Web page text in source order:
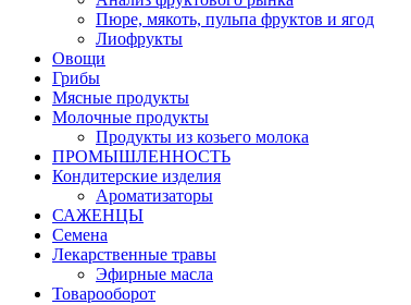
Пюре, мякоть, пульпа фруктов и ягод
Лиофрукты
Овощи
Грибы
Мясные продукты
Молочные продукты
Продукты из козьего молока
ПРОМЫШЛЕННОСТЬ
Кондитерские изделия
Ароматизаторы
САЖЕНЦЫ
Семена
Лекарственные травы
Эфирные масла
Товарооборот